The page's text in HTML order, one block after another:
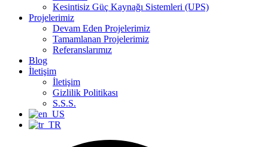
Kesintisiz Güç Kaynağı Sistemleri (UPS)
Projelerimiz
Devam Eden Projelerimiz
Tamamlanan Projelerimiz
Referanslarımız
Blog
İletişim
İletişim
Gizlilik Politikası
S.S.S.